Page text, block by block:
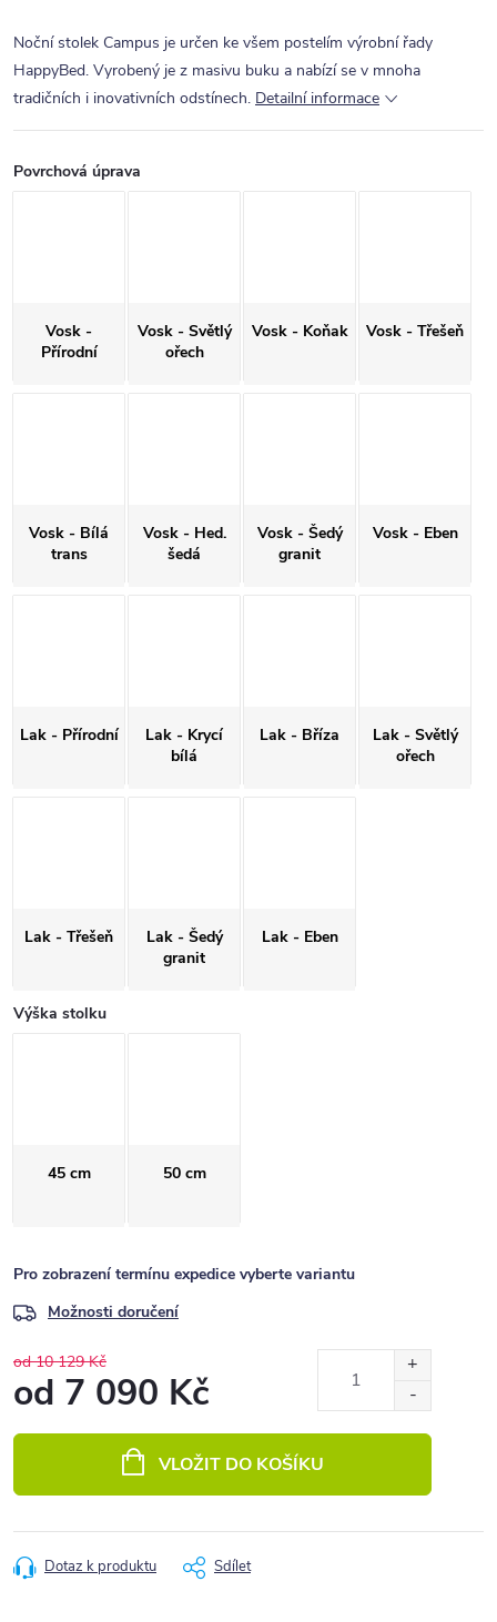
Noční stolek Campus je určen ke všem postelím výrobní řady
HappyBed. Vyrobený je z masivu buku a nabízí se v mnoha
tradičních i inovativních odstínech. Detailní informace
Povrchová úprava
Vosk -
Přírodní
Vosk - Světlý
ořech
Vosk - Koňak Vosk - Třešeň
Vosk - Bílá
trans
Vosk - Hed.
šedá
Vosk - Šedý
granit
Vosk - Eben
Lak - Přírodní
Lak - Krycí
bílá
Lak - Bříza
Lak - Světlý
ořech
Lak - Třešeň
Lak - Šedý
granit
Lak - Eben
Výška stolku
45 cm 50 cm
Pro zobrazení termínu expedice vyberte variantu
Možnosti doručení
od 10 129 Kč
od 7 090 Kč
VLOŽIT DO KOŠÍKU
Dotaz k produktu Sdílet